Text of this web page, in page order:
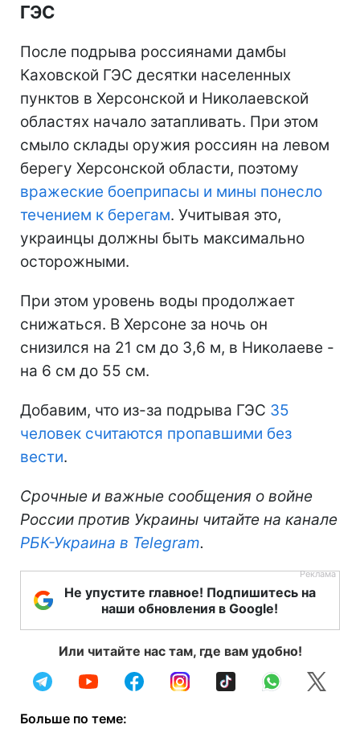
ГЭС
После подрыва россиянами дамбы
Каховской ГЭС десятки населенных
пунктов в Херсонской и Николаевской
областях начало затапливать. При этом
смыло склады оружия россиян на левом
берегу Херсонской области, поэтому
вражеские боеприпасы и мины понесло
течением к берегам. Учитывая это,
украинцы должны быть максимально
осторожными.
При этом уровень воды продолжает
снижаться. В Херсоне за ночь он
снизился на 21 см до 3,6 м, в Николаеве -
на 6 см до 55 см.
Добавим, что из-за подрыва ГЭС 35
человек считаются пропавшими без
вести.
Срочные и важные сообщения о войне
России против Украины читайте на канале
РБК-Украина в Telegram.
Не упустите главное! Подпишитесь на
наши обновления в Google!
Или читайте нас там, где вам удобно!
Больше по теме: